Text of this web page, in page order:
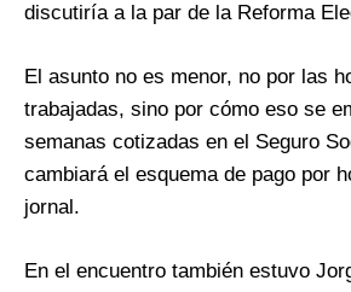
discutiría a la par de la Reforma
El asunto no es menor, no por las
trabajadas, sino por cómo eso se
semanas cotizadas en el Seguro
cambiará el esquema de pago por
jornal.
En el encuentro también estuvo